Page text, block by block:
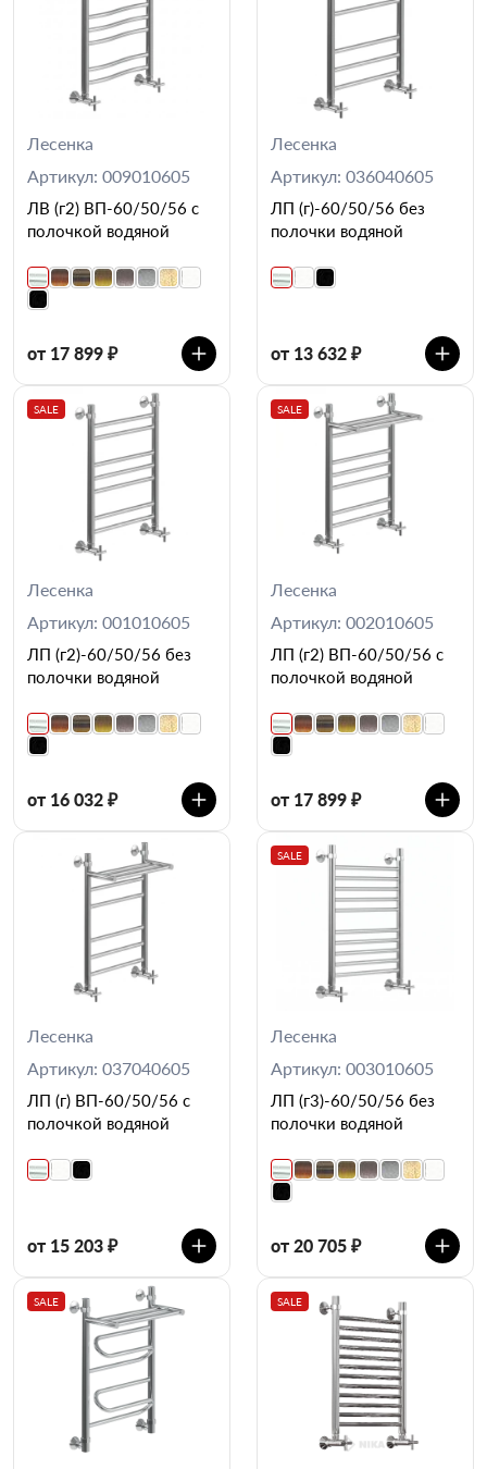
Лесенка
Артикул: 009010605
ЛВ (г2) ВП-60/50/56 с
полочкой водяной
от 17 899 ₽
Лесенка
Артикул: 036040605
ЛП (г)-60/50/56 без
полочки водяной
от 13 632 ₽
SALE
Лесенка
Артикул: 001010605
ЛП (г2)-60/50/56 без
полочки водяной
от 16 032 ₽
SALE
Лесенка
Артикул: 002010605
ЛП (г2) ВП-60/50/56 с
полочкой водяной
от 17 899 ₽
Лесенка
Артикул: 037040605
ЛП (г) ВП-60/50/56 с
полочкой водяной
от 15 203 ₽
SALE
Лесенка
Артикул: 003010605
ЛП (г3)-60/50/56 без
полочки водяной
от 20 705 ₽
SALE SALE